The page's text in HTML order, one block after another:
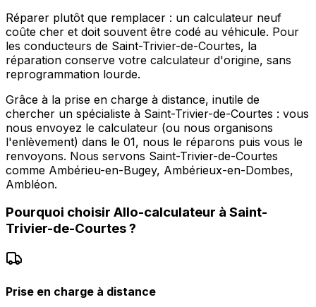
Réparer plutôt que remplacer : un calculateur neuf
coûte cher et doit souvent être codé au véhicule. Pour
les conducteurs de Saint-Trivier-de-Courtes, la
réparation conserve votre calculateur d'origine, sans
reprogrammation lourde.
Grâce à la prise en charge à distance, inutile de
chercher un spécialiste à Saint-Trivier-de-Courtes : vous
nous envoyez le calculateur (ou nous organisons
l'enlèvement) dans le 01, nous le réparons puis vous le
renvoyons. Nous servons Saint-Trivier-de-Courtes
comme Ambérieu-en-Bugey, Ambérieux-en-Dombes,
Ambléon.
Pourquoi choisir Allo-calculateur à Saint-
Trivier-de-Courtes?
Prise en charge à distance